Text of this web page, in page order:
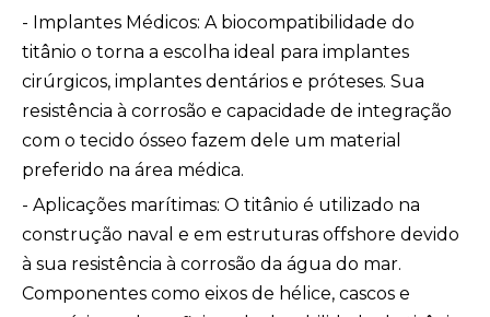
- Implantes Médicos: A biocompatibilidade do
titânio o torna a escolha ideal para implantes
cirúrgicos, implantes dentários e próteses. Sua
resistência à corrosão e capacidade de integração
com o tecido ósseo fazem dele um material
preferido na área médica.
- Aplicações marítimas: O titânio é utilizado na
construção naval e em estruturas offshore devido
à sua resistência à corrosão da água do mar.
Componentes como eixos de hélice, cascos e